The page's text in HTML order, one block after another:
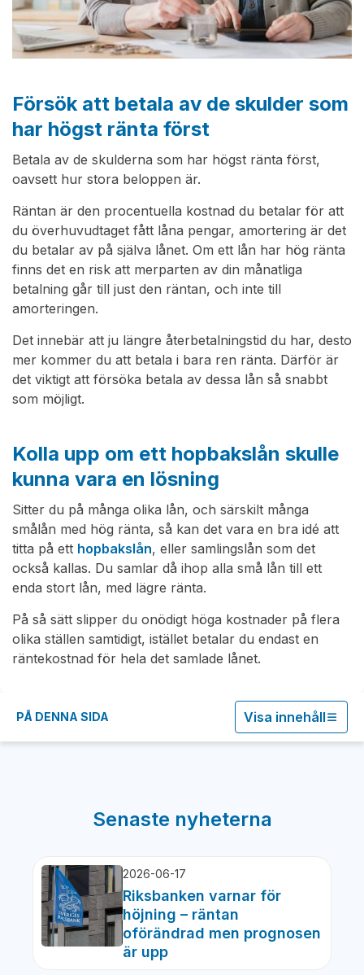
Försök att betala av de skulder som
har högst ränta först
Betala av de skulderna som har högst ränta först,
oavsett hur stora beloppen är.
Räntan är den procentuella kostnad du betalar för att
du överhuvudtaget fått låna pengar, amortering är det
du betalar av på själva lånet. Om ett lån har hög ränta
finns det en risk att merparten av din månatliga
betalning går till just den räntan, och inte till
amorteringen.
Det innebär att ju längre återbetalningstid du har, desto
mer kommer du att betala i bara ren ränta. Därför är
det viktigt att försöka betala av dessa lån så snabbt
som möjligt.
Kolla upp om ett hopbakslån skulle
kunna vara en lösning
Sitter du på många olika lån, och särskilt många
smålån med hög ränta, så kan det vara en bra idé att
titta på ett hopbakslån, eller samlingslån som det
också kallas. Du samlar då ihop alla små lån till ett
enda stort lån, med lägre ränta.
På så sätt slipper du onödigt höga kostnader på flera
olika ställen samtidigt, istället betalar du endast en
räntekostnad för hela det samlade lånet.
PÅ DENNA SIDA Visa innehåll
Senaste nyheterna
2026-06-17
Riksbanken varnar för
höjning – räntan
oförändrad men prognosen
är upp